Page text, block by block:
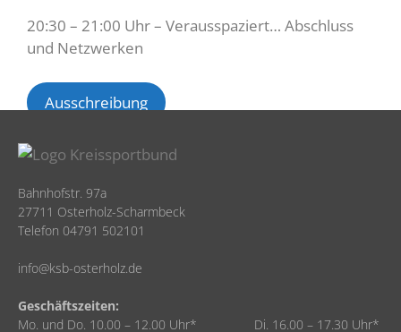
20:30 – 21:00 Uhr – Verausspaziert… Abschluss
und Netzwerken
Ausschreibung
Bahnhofstr. 97a
27711 Osterholz-Scharmbeck
Telefon 04791 502101
info@ksb-osterholz.de
Geschäftszeiten:
Mo. und Do. 10.00 – 12.00 Uhr* Di. 16.00 – 17.30 Uhr*